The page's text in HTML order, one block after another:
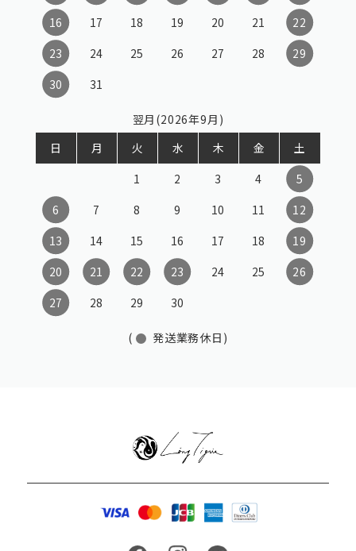
16
17 18 19 20 21
22
23
24 25 26 27 28
29
30
31
翌月(2026年9月)
日
月 火 水 木 金
土
1
2 3 4
5
6
7 8 9 10 11
12
13
14 15 16 17 18
19
20
21 22 23 24 25
26
27
28 29 30
( 発送業務休日)